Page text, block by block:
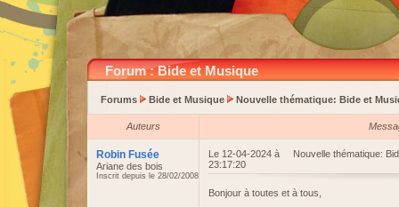
Forum : Bide et Musique
Forums Bide et Musique Nouvelle thématique: Bide et
Auteurs
Robin Fusée
Ariane des bois
Inscrit depuis le 28/02/2008
Nouvelle thématique:
Le 12-04-2024 à
23:17:20
Bonjour à toutes et à tous,